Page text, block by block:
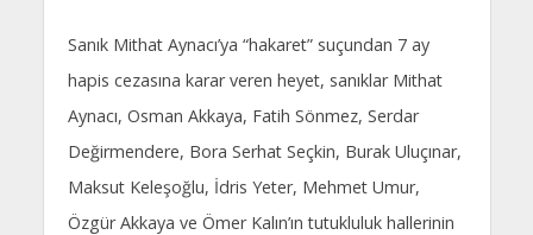
Sanık Mithat Aynacı’ya “hakaret” suçundan 7 ay
hapis cezasına karar veren heyet, sanıklar Mithat
Aynacı, Osman Akkaya, Fatih Sönmez, Serdar
Değirmendere, Bora Serhat Seçkin, Burak Uluçınar,
Maksut Keleşoğlu, İdris Yeter, Mehmet Umur,
Özgür Akkaya ve Ömer Kalın’ın tutukluluk hallerinin